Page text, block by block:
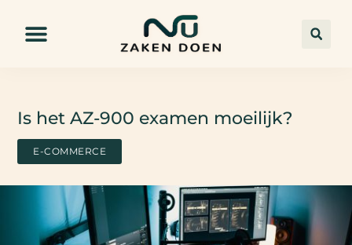
Is het AZ-900 examen moeilijk?
E-COMMERCE